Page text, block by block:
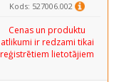
Kods: 527006.002
Cenas un produktu
atlikumi ir redzami tikai
reģistrētiem lietotājiem